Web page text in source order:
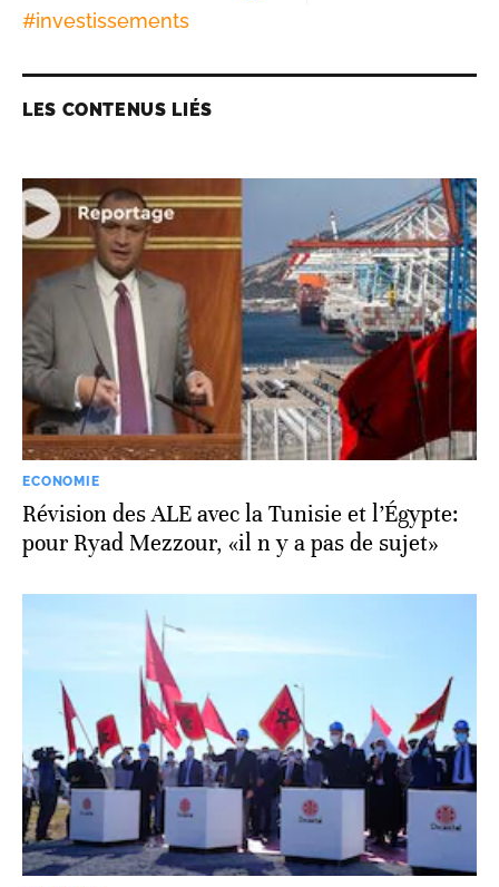
#investissements
LES CONTENUS LIÉS
ECONOMIE
Révision des ALE avec la Tunisie et l’Égypte:
pour Ryad Mezzour, «il n y a pas de sujet»